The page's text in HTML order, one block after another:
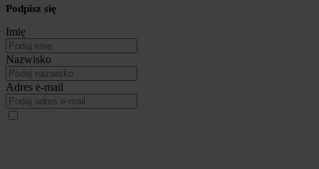
Podpisz się
Imię
Nazwisko
Adres e-mail